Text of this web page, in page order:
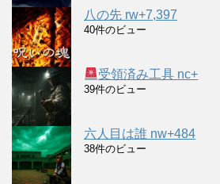
八の先 rw+7,397
40件のビュー
受領済み工具 nc+
39件のビュー
六人目は誰 nw+484
38件のビュー